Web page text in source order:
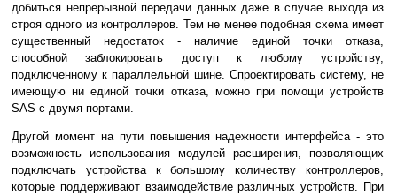
добиться непрерывной передачи данных даже в случае выхода из
строя одного из контроллеров. Тем не менее подобная схема имеет
существенный недостаток - наличие единой точки отказа,
способной заблокировать доступ к любому устройству,
подключенному к параллельной шине. Спроектировать систему, не
имеющую ни единой точки отказа, можно при помощи устройств
SAS с двумя портами.
Другой момент на пути повышения надежности интерфейса - это
возможность использования модулей расширения, позволяющих
подключать устройства к большому количеству контроллеров,
которые поддерживают взаимодействие различных устройств. При